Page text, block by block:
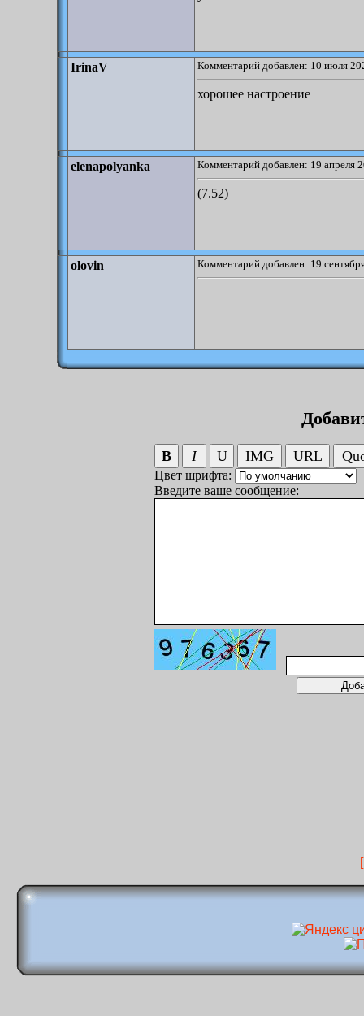
IrinaV Комментарий добавлен: 10 июля
хорошее настроение
elenapolyanka Комментарий добавлен: 19 апреля
(7.52)
olovin Комментарий добавлен: 19
Цвет шрифта:
Введите ваше сообщение: